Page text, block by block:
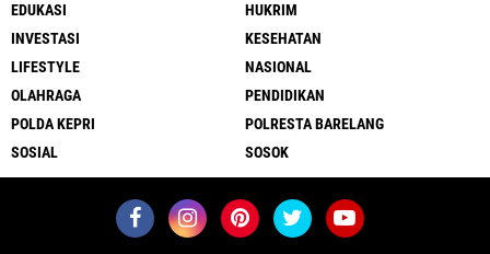
EDUKASI
HUKRIM
INVESTASI
KESEHATAN
LIFESTYLE
NASIONAL
OLAHRAGA
PENDIDIKAN
POLDA KEPRI
POLRESTA BARELANG
SOSIAL
SOSOK